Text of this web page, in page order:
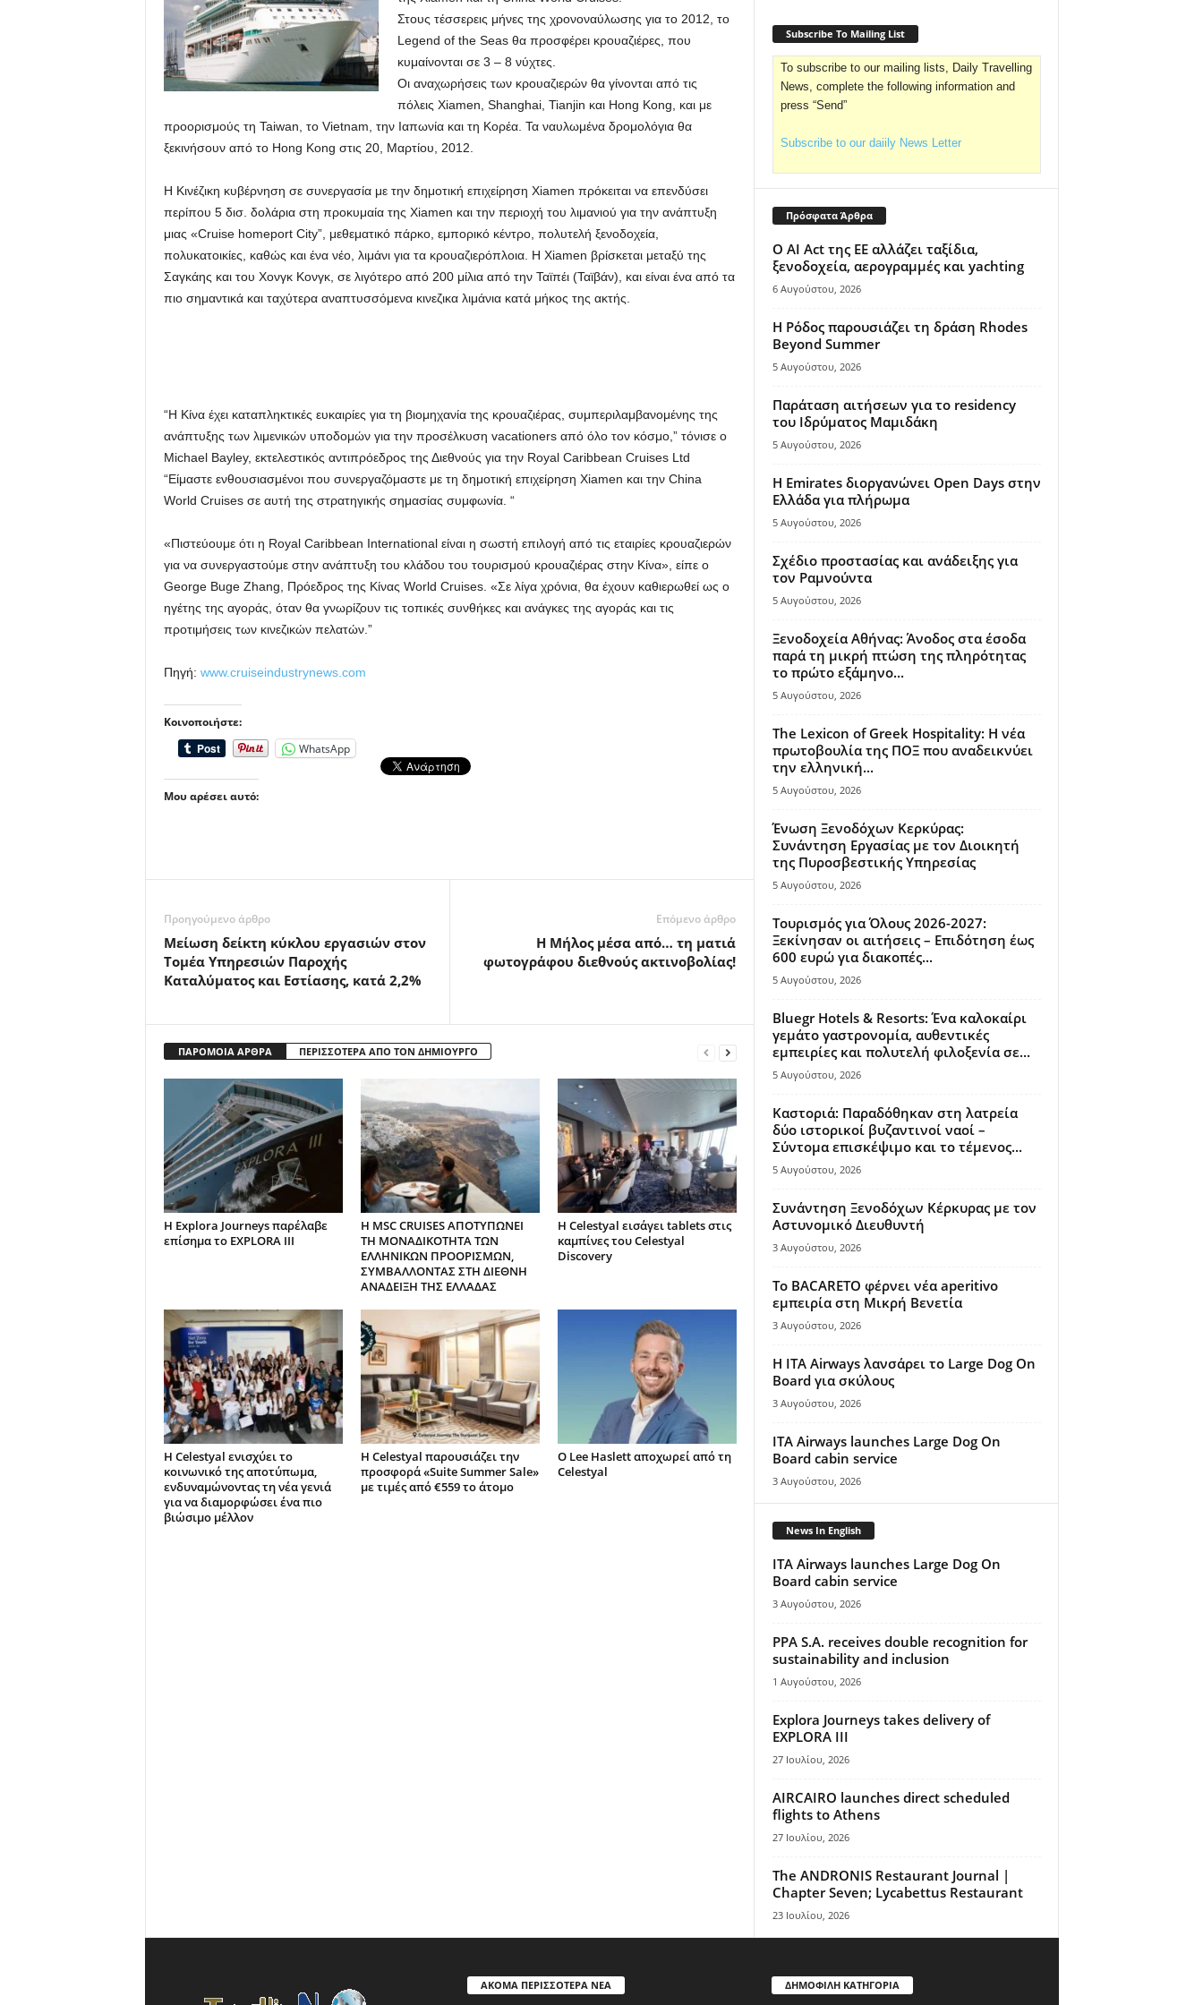
Στους τέσσερεις μήνες της χρονοναύλωσης για το 2012, το
Legend of the Seas θα προσφέρει κρουαζιέρες, που
κυμαίνονται σε 3 – 8 νύχτες.
Οι αναχωρήσεις των κρουαζιερών θα γίνονται από τις
πόλεις Xiamen, Shanghai, Tianjin και Hong Kong, και με
προορισμούς τη Taiwan, το Vietnam, την Ιαπωνία και τη Κορέα. Τα ναυλωμένα δρομολόγια θα
ξεκινήσουν από το Hong Kong στις 20, Μαρτίου, 2012.
Η Κινέζικη κυβέρνηση σε συνεργασία με την δημοτική επιχείρηση Xiamen πρόκειται να επενδύσει
περίπου 5 δισ. δολάρια στη προκυμαία της Xiamen και την περιοχή του λιμανιού για την ανάπτυξη
μιας «Cruise homeport City”, μεθεματικό πάρκο, εμπορικό κέντρο, πολυτελή ξενοδοχεία,
πολυκατοικίες, καθώς και ένα νέο, λιμάνι για τα κρουαζιερόπλοια. Η Xiamen βρίσκεται μεταξύ της
Σαγκάης και του Χονγκ Κονγκ, σε λιγότερο από 200 μίλια από την Ταϊπέι (Ταϊβάν), και είναι ένα από τα
πιο σημαντικά και ταχύτερα αναπτυσσόμενα κινεζικα λιμάνια κατά μήκος της ακτής.
“Η Κίνα έχει καταπληκτικές ευκαιρίες για τη βιομηχανία της κρουαζιέρας, συμπεριλαμβανομένης της
ανάπτυξης των λιμενικών υποδομών για την προσέλκυση vacationers από όλο τον κόσμο,” τόνισε ο
Michael Bayley, εκτελεστικός αντιπρόεδρος της Διεθνούς για την Royal Caribbean Cruises Ltd
“Είμαστε ενθουσιασμένοι που συνεργαζόμαστε με τη δημοτική επιχείρηση Xiamen και την China
World Cruises σε αυτή της στρατηγικής σημασίας συμφωνία. “
«Πιστεύουμε ότι η Royal Caribbean International είναι η σωστή επιλογή από τις εταιρίες κρουαζιερών
για να συνεργαστούμε στην ανάπτυξη του κλάδου του τουρισμού κρουαζιέρας στην Κίνα», είπε ο
George Buge Zhang, Πρόεδρος της Κίνας World Cruises. «Σε λίγα χρόνια, θα έχουν καθιερωθεί ως ο
ηγέτης της αγοράς, όταν θα γνωρίζουν τις τοπικές συνθήκες και ανάγκες της αγοράς και τις
προτιμήσεις των κινεζικών πελατών.”
Πηγή: www.cruiseindustrynews.com
Κοινοποιήστε:
WhatsApp
Μου αρέσει αυτό:
Προηγούμενο άρθρο
Μείωση δείκτη κύκλου εργασιών στον
Τομέα Υπηρεσιών Παροχής
Καταλύματος και Εστίασης, κατά 2,2%
Επόμενο άρθρο
Η Μήλος μέσα από… τη ματιά
φωτογράφου διεθνούς ακτινοβολίας!
ΠΑΡΟΜΟΙΑ ΑΡΘΡΑ ΠΕΡΙΣΣΟΤΕΡΑ ΑΠΟ ΤΟΝ ΔΗΜΙΟΥΡΓΟ
Η Explora Journeys παρέλαβε
επίσημα το EXPLORA III
H MSC CRUISES ΑΠΟΤΥΠΩΝΕΙ
ΤΗ ΜΟΝΑΔΙΚΟΤΗΤΑ ΤΩΝ
ΕΛΛΗΝΙΚΩΝ ΠΡΟΟΡΙΣΜΩΝ,
ΣΥΜΒΑΛΛΟΝΤΑΣ ΣΤΗ ΔΙΕΘΝΗ
ΑΝΑΔΕΙΞΗ ΤΗΣ ΕΛΛΑΔΑΣ
Η Celestyal εισάγει tablets στις
καμπίνες του Celestyal
Discovery
Η Celestyal ενισχύει το
κοινωνικό της αποτύπωμα,
ενδυναμώνοντας τη νέα γενιά
για να διαμορφώσει ένα πιο
βιώσιμο μέλλον
Η Celestyal παρουσιάζει την
προσφορά «Suite Summer Sale»
με τιμές από €559 το άτομο
Ο Lee Haslett αποχωρεί από τη
Celestyal
Subscribe To Mailing List
To subscribe to our mailing lists, Daily Travelling
News, complete the following information and
press “Send”
Subscribe to our daiily News Letter
Πρόσφατα Άρθρα
Ο AI Act της ΕΕ αλλάζει ταξίδια,
ξενοδοχεία, αερογραμμές και yachting
6 Αυγούστου, 2026
Η Ρόδος παρουσιάζει τη δράση Rhodes
Beyond Summer
5 Αυγούστου, 2026
Παράταση αιτήσεων για το residency
του Ιδρύματος Μαμιδάκη
5 Αυγούστου, 2026
Η Emirates διοργανώνει Open Days στην
Ελλάδα για πλήρωμα
5 Αυγούστου, 2026
Σχέδιο προστασίας και ανάδειξης για
τον Ραμνούντα
5 Αυγούστου, 2026
Ξενοδοχεία Αθήνας: Άνοδος στα έσοδα
παρά τη μικρή πτώση της πληρότητας
το πρώτο εξάμηνο...
5 Αυγούστου, 2026
The Lexicon of Greek Hospitality: Η νέα
πρωτοβουλία της ΠΟΞ που αναδεικνύει
την ελληνική...
5 Αυγούστου, 2026
Ένωση Ξενοδόχων Κερκύρας:
Συνάντηση Εργασίας με τον Διοικητή
της Πυροσβεστικής Υπηρεσίας
5 Αυγούστου, 2026
Τουρισμός για Όλους 2026-2027:
Ξεκίνησαν οι αιτήσεις – Επιδότηση έως
600 ευρώ για διακοπές...
5 Αυγούστου, 2026
Bluegr Hotels & Resorts: Ένα καλοκαίρι
γεμάτο γαστρονομία, αυθεντικές
εμπειρίες και πολυτελή φιλοξενία σε...
5 Αυγούστου, 2026
Καστοριά: Παραδόθηκαν στη λατρεία
δύο ιστορικοί βυζαντινοί ναοί –
Σύντομα επισκέψιμο και το τέμενος...
5 Αυγούστου, 2026
Συνάντηση Ξενοδόχων Κέρκυρας με τον
Αστυνομικό Διευθυντή
3 Αυγούστου, 2026
Το BACARETO φέρνει νέα aperitivo
εμπειρία στη Μικρή Βενετία
3 Αυγούστου, 2026
Η ITA Airways λανσάρει το Large Dog On
Board για σκύλους
3 Αυγούστου, 2026
ITA Airways launches Large Dog On
Board cabin service
3 Αυγούστου, 2026
News In English
ITA Airways launches Large Dog On
Board cabin service
3 Αυγούστου, 2026
PPA S.A. receives double recognition for
sustainability and inclusion
1 Αυγούστου, 2026
Explora Journeys takes delivery of
EXPLORA III
27 Ιουλίου, 2026
AIRCAIRO launches direct scheduled
flights to Athens
27 Ιουλίου, 2026
The ANDRONIS Restaurant Journal |
Chapter Seven; Lycabettus Restaurant
23 Ιουλίου, 2026
ΑΚΟΜΑ ΠΕΡΙΣΣΟΤΕΡΑ ΝΕΑ ΔΗΜΟΦΙΛΗ ΚΑΤΗΓΟΡΙΑ